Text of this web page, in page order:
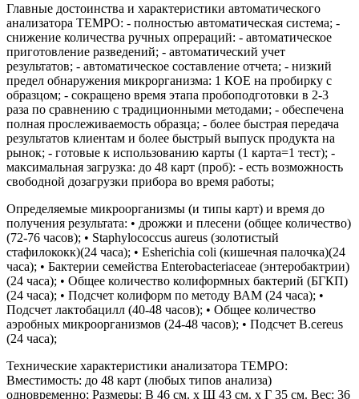
Главные достоинства и характеристики автоматического
анализатора TEMPO: - полностью автоматическая система; -
снижение количества ручных опрераций: - автоматическое
приготовление разведений; - автоматический учет
результатов; - автоматическое составление отчета; - низкий
предел обнаружения микрорганизма: 1 КОЕ на пробирку с
образцом; - cокращено время этапа пробоподготовки в 2-3
раза по сравнению с традиционными методами; - обеспечена
полная прослеживаемость образца; - более быстрая передача
результатов клиентам и более быстрый выпуск продукта на
рынок; - готовые к использованию карты (1 карта=1 тест); -
максимальная загрузка: до 48 карт (проб): - есть возможность
свободной дозагрузки прибора во время работы;
Определяемые микроорганизмы (и типы карт) и время до
получения результата: • дрожжи и плесени (общее количество)
(72-76 часов); • Staphylococcus aureus (золотистый
стафилококк)(24 часа); • Esherichia coli (кишечная палочка)(24
часа); • Бактерии семейства Enterobacteriaceae (энтеробактрии)
(24 часа); • Общее количество колиформных бактерий (БГКП)
(24 часа); • Подсчет колиформ по методу ВАМ (24 часа); •
Подсчет лактобацилл (40-48 часов); • Общее количество
аэробных микроорганизмов (24-48 часов); • Подсчет B.cereus
(24 часа);
Технические характеристики анализатора TEMPO:
Вместимость: до 48 карт (любых типов анализа)
одновременно; Размеры: В 46 см. х Ш 43 см. х Г 35 см. Вес: 36